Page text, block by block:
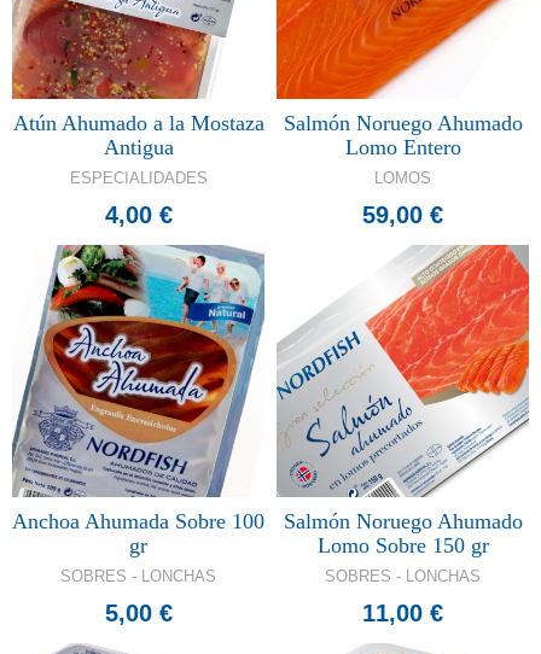
Atún Ahumado a la Mostaza
Antigua
ESPECIALIDADES
4,00 €
Salmón Noruego Ahumado
Lomo Entero
LOMOS
59,00 €
Anchoa Ahumada Sobre 100
gr
SOBRES - LONCHAS
5,00 €
Salmón Noruego Ahumado
Lomo Sobre 150 gr
SOBRES - LONCHAS
11,00 €